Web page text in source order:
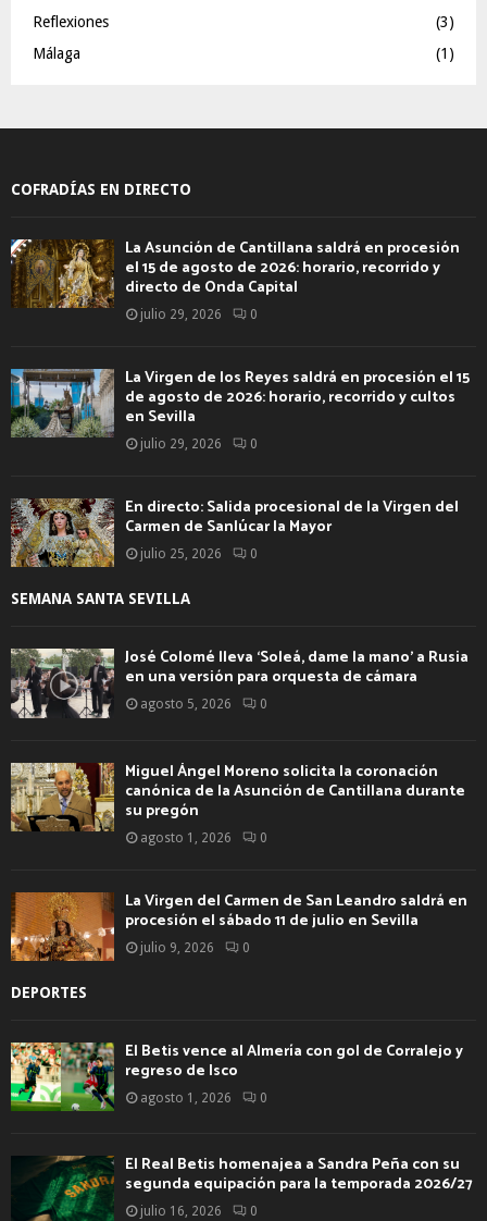
Reflexiones
(3)
Málaga
(1)
COFRADÍAS EN DIRECTO
La Asunción de Cantillana saldrá en procesión
el 15 de agosto de 2026: horario, recorrido y
directo de Onda Capital
julio 29, 2026 0
La Virgen de los Reyes saldrá en procesión el 15
de agosto de 2026: horario, recorrido y cultos
en Sevilla
julio 29, 2026 0
En directo: Salida procesional de la Virgen del
Carmen de Sanlúcar la Mayor
julio 25, 2026 0
SEMANA SANTA SEVILLA
José Colomé lleva ‘Soleá, dame la mano’ a Rusia
en una versión para orquesta de cámara
agosto 5, 2026 0
Miguel Ángel Moreno solicita la coronación
canónica de la Asunción de Cantillana durante
su pregón
agosto 1, 2026 0
La Virgen del Carmen de San Leandro saldrá en
procesión el sábado 11 de julio en Sevilla
julio 9, 2026 0
DEPORTES
El Betis vence al Almería con gol de Corralejo y
regreso de Isco
agosto 1, 2026 0
El Real Betis homenajea a Sandra Peña con su
segunda equipación para la temporada 2026/27
julio 16, 2026 0